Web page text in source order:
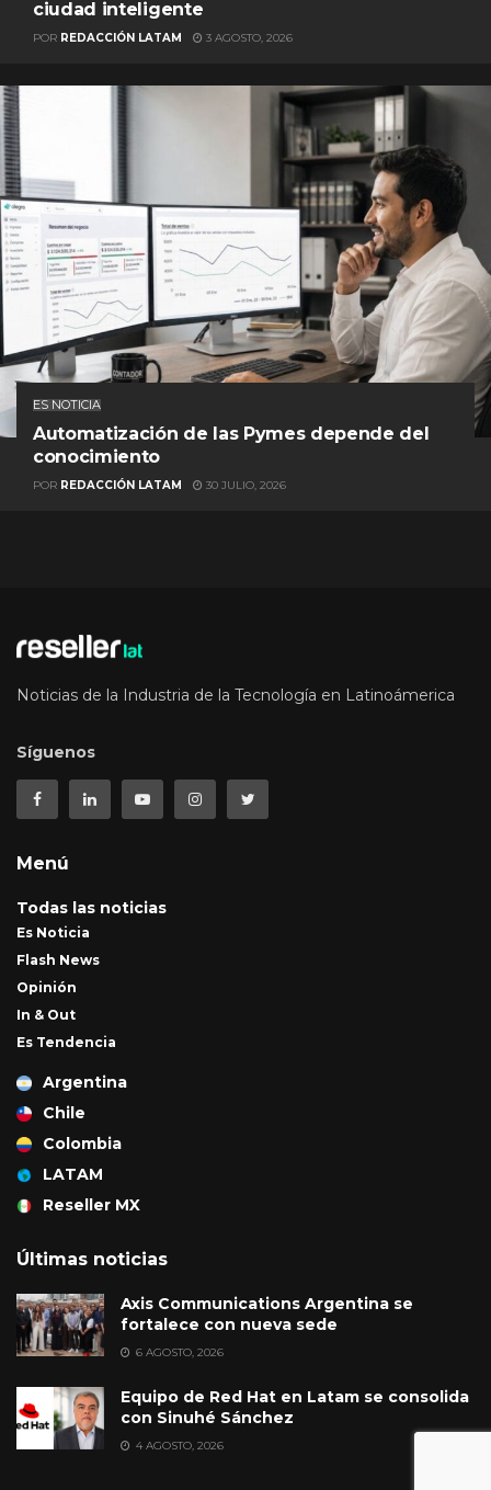
ciudad inteligente
POR REDACCIÓN LATAM 3 AGOSTO, 2026
ES NOTICIA
Automatización de las Pymes depende del
conocimiento
POR REDACCIÓN LATAM 30 JULIO, 2026
Noticias de la Industria de la Tecnología en Latinoámerica
Síguenos
Menú
Todas las noticias
Es Noticia
Flash News
Opinión
In & Out
Es Tendencia
Argentina
Chile
Colombia
LATAM
Reseller MX
Últimas noticias
Axis Communications Argentina se
fortalece con nueva sede
6 AGOSTO, 2026
Equipo de Red Hat en Latam se consolida
con Sinuhé Sánchez
4 AGOSTO, 2026